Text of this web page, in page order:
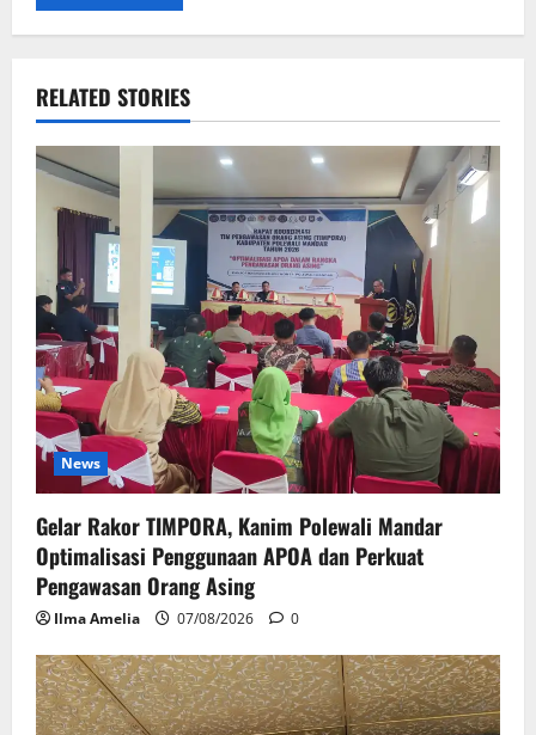
RELATED STORIES
News
Gelar Rakor TIMPORA, Kanim Polewali Mandar
Optimalisasi Penggunaan APOA dan Perkuat
Pengawasan Orang Asing
Ilma Amelia 07/08/2026 0